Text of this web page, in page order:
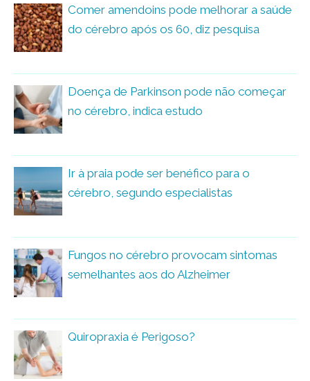
Comer amendoins pode melhorar a saúde
do cérebro após os 60, diz pesquisa
Doença de Parkinson pode não começar
no cérebro, indica estudo
Ir à praia pode ser benéfico para o
cérebro, segundo especialistas
Fungos no cérebro provocam sintomas
semelhantes aos do Alzheimer
Quiropraxia é Perigoso?